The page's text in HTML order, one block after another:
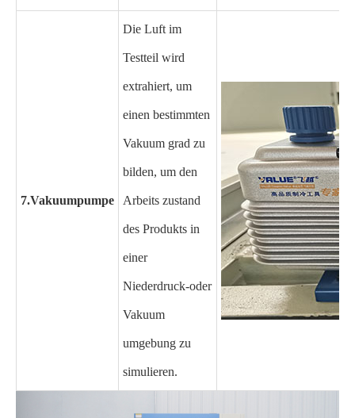
7.Vakuumpumpe
Die Luft im
Testteil wird
extrahiert, um
einen bestimmten
Vakuum grad zu
bilden, um den
Arbeits zustand
des Produkts in
einer
Niederdruck-oder
Vakuum
umgebung zu
simulieren.